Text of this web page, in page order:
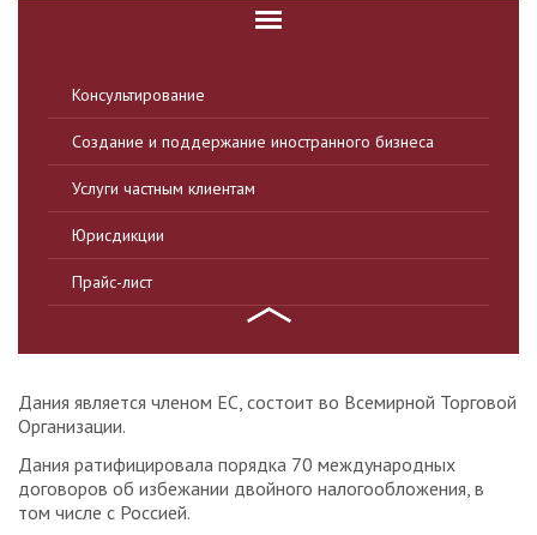
Консультирование
Создание и поддержание иностранного бизнеса
Услуги частным клиентам
Юрисдикции
Прайс-лист
Дания является членом ЕС, состоит во Всемирной Торговой
Организации.
Дания ратифицировала порядка 70 международных
договоров об избежании двойного налогообложения, в
том числе с Россией.